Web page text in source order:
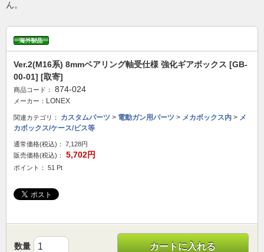
ん。
Ver.2(M16系) 8mmベアリング軸受仕様 強化ギアボックス [GB-
00-01] [取寄]
商品コード： 874-024
メーカー： LONEX
関連カテゴリ： カスタムパーツ > 電動ガン用パーツ > メカボックス内 > メ
カボックス/ケース/ビス等
通常価格(税込)：
7,128円
販売価格(税込)：
5,702円
ポイント： 51 Pt
数量 カートに入れる